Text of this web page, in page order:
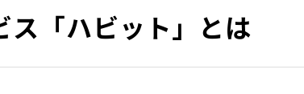
ス「ハビット」とは